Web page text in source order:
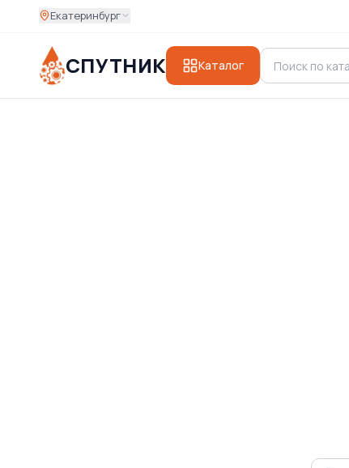
Екатеринбург
СПУТНИК Каталог